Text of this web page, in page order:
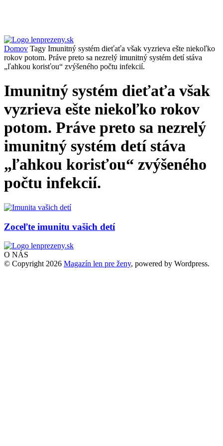
Domov Tagy Imunitný systém dieťaťa však vyzrieva ešte niekoľko
rokov potom. Práve preto sa nezrelý imunitný systém detí stáva
„ľahkou korisťou“ zvýšeného počtu infekcií.
Imunitný systém dieťaťa však
vyzrieva ešte niekoľko rokov
potom. Práve preto sa nezrelý
imunitný systém detí stáva
„ľahkou korisťou“ zvýšeného
počtu infekcií.
Zoceľte imunitu vašich detí
O NÁS
© Copyright 2026 Magazín len pre ženy, powered by Wordpress.